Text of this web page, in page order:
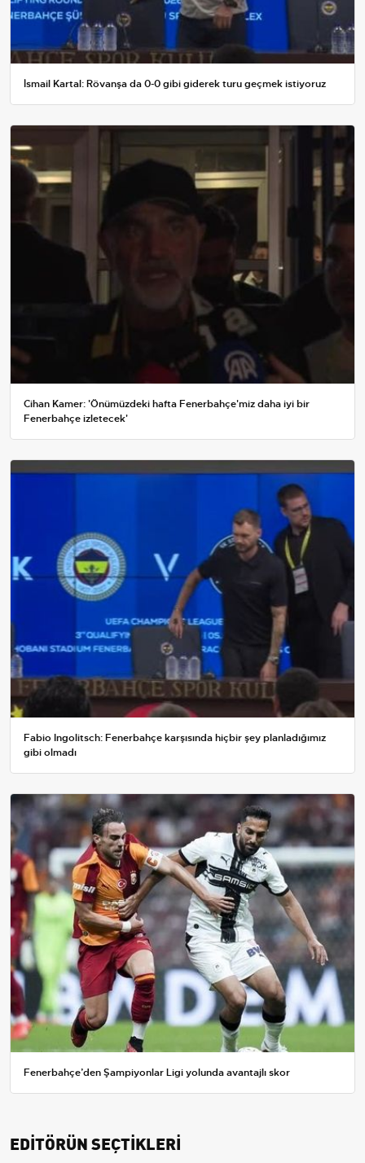
İsmail Kartal: Rövanşa da 0-0 gibi giderek turu geçmek istiyoruz
Cihan Kamer: 'Önümüzdeki hafta Fenerbahçe'miz daha iyi bir
Fenerbahçe izletecek'
Fabio Ingolitsch: Fenerbahçe karşısında hiçbir şey planladığımız
gibi olmadı
Fenerbahçe’den Şampiyonlar Ligi yolunda avantajlı skor
EDİTÖRÜN SEÇTİKLERİ